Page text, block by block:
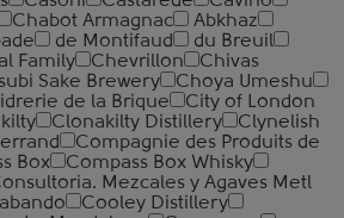
Chabot Armagnac
Abkhaz
de Montifaud
du Breuil
Family
Chevrillon
Chivas
Sake Brewery
Choya Umeshu
de la Brique
City of London
Clonakilty Distillery
Clynelish
Compagnie des Produits de
Box
Compass Box Whisky
Mezcales y Agaves Metl
Cooley Distillery